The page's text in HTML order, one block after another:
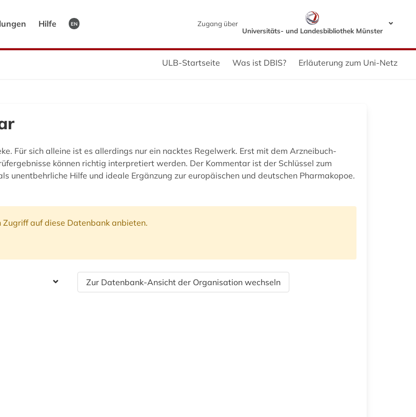
Hilfe EN
Zugang über
Universitäts- und Landesbibliothek Münster
ULB-Startseite Was ist DBIS? Erläuterung zum Uni-Netz
Für sich alleine ist es allerdings nur ein nacktes Regelwerk. Erst mit dem Arzneibuch-
können richtig interpretiert werden. Der Kommentar ist der Schlüssel zum
unentbehrliche Hilfe und ideale Ergänzung zur europäischen und deutschen Pharmakopoe.
auf diese Datenbank anbieten.
Zur Datenbank-Ansicht der Organisation wechseln